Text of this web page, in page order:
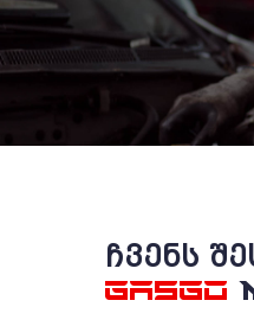
ᲩᲕᲔᲜᲡ
GASGO